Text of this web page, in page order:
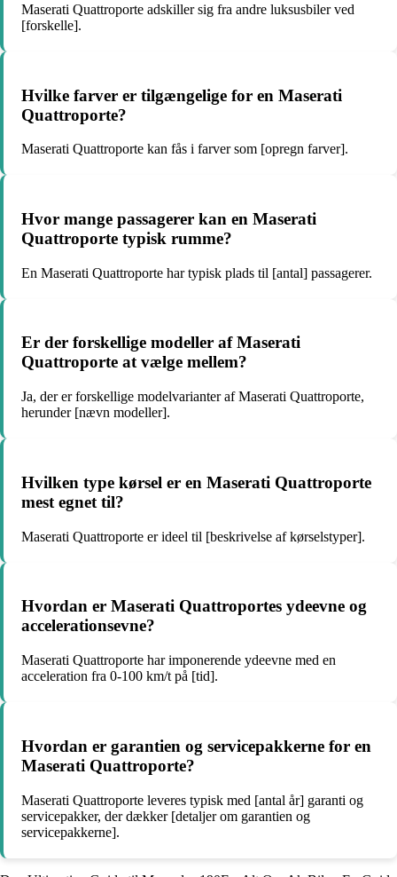
Maserati Quattroporte adskiller sig fra andre luksusbiler ved
[forskelle].
Hvilke farver er tilgængelige for en Maserati
Quattroporte?
Maserati Quattroporte kan fås i farver som [opregn farver].
Hvor mange passagerer kan en Maserati
Quattroporte typisk rumme?
En Maserati Quattroporte har typisk plads til [antal] passagerer.
Er der forskellige modeller af Maserati
Quattroporte at vælge mellem?
Ja, der er forskellige modelvarianter af Maserati Quattroporte,
herunder [nævn modeller].
Hvilken type kørsel er en Maserati Quattroporte
mest egnet til?
Maserati Quattroporte er ideel til [beskrivelse af kørselstyper].
Hvordan er Maserati Quattroportes ydeevne og
accelerationsevne?
Maserati Quattroporte har imponerende ydeevne med en
acceleration fra 0-100 km/t på [tid].
Hvordan er garantien og servicepakkerne for en
Maserati Quattroporte?
Maserati Quattroporte leveres typisk med [antal år] garanti og
servicepakker, der dækker [detaljer om garantien og
servicepakkerne].